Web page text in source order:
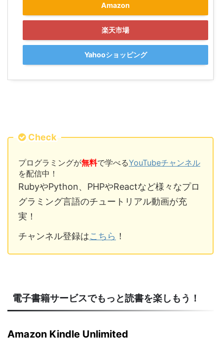
Amazon
楽天市場
Yahooショッピング
Check
プログラミングが無料で学べるYouTubeチャンネル
を配信中！
RubyやPython、PHPやReactなど様々なプロ
グラミング言語のチュートリアル動画が充
実！
チャンネル登録はこちら ！
電子書籍サービスでもっと読書を楽しもう！
Amazon Kindle Unlimited